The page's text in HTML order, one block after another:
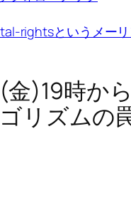
rightsというメー
金)19時か
リズムの